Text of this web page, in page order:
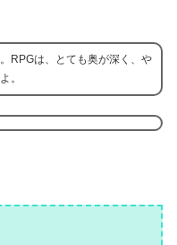
RPGは、とても奥が深く、や
。